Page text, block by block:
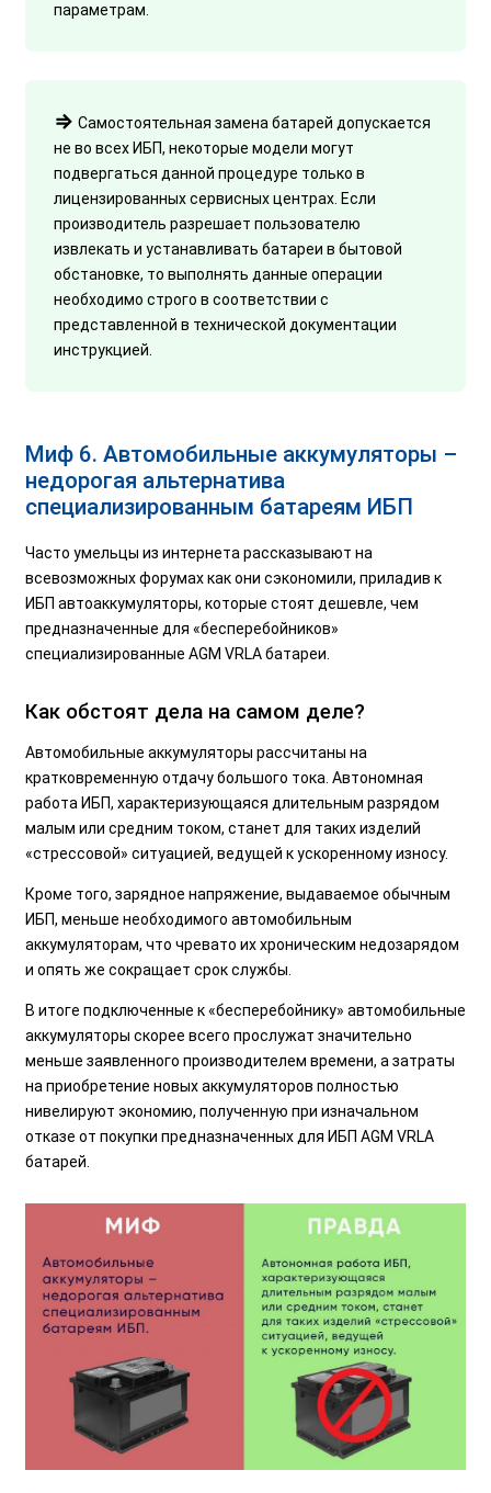
параметрам.
⇒ Самостоятельная замена батарей допускается
не во всех ИБП, некоторые модели могут
подвергаться данной процедуре только в
лицензированных сервисных центрах. Если
производитель разрешает пользователю
извлекать и устанавливать батареи в бытовой
обстановке, то выполнять данные операции
необходимо строго в соответствии с
представленной в технической документации
инструкцией.
Миф 6. Автомобильные аккумуляторы –
недорогая альтернатива
специализированным батареям ИБП
Часто умельцы из интернета рассказывают на
всевозможных форумах как они сэкономили, приладив к
ИБП автоаккумуляторы, которые стоят дешевле, чем
предназначенные для «бесперебойников»
специализированные AGM VRLA батареи.
Как обстоят дела на самом деле?
Автомобильные аккумуляторы рассчитаны на
кратковременную отдачу большого тока. Автономная
работа ИБП, характеризующаяся длительным разрядом
малым или средним током, станет для таких изделий
«стрессовой» ситуацией, ведущей к ускоренному износу.
Кроме того, зарядное напряжение, выдаваемое обычным
ИБП, меньше необходимого автомобильным
аккумуляторам, что чревато их хроническим недозарядом
и опять же сокращает срок службы.
В итоге подключенные к «бесперебойнику» автомобильные
аккумуляторы скорее всего прослужат значительно
меньше заявленного производителем времени, а затраты
на приобретение новых аккумуляторов полностью
нивелируют экономию, полученную при изначальном
отказе от покупки предназначенных для ИБП AGM VRLA
батарей.